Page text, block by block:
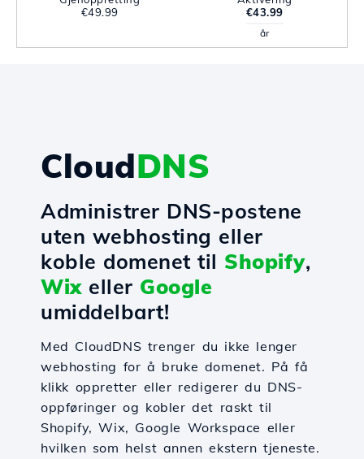
€49.99
€43.99
år
CloudDNS
Administrer DNS-postene
uten webhosting eller
koble domenet til Shopify,
Wixeller Google
umiddelbart!
Med CloudDNS trenger du ikke lenger
webhosting for å bruke domenet. På få
klikk oppretter eller redigerer du DNS-
oppføringer og kobler det raskt til
Shopify, Wix, Google Workspace eller
hvilken som helst annen ekstern tjeneste.